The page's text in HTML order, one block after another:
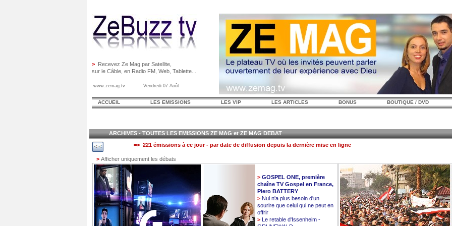
> Recevez Ze Mag par Satellite,
sur le Câble, en Radio FM, Web, Tablette...
www.zemag.tv Vendredi 07 Août
ACCUEIL LES EMISSIONS LES VIP LES ARTICLES BONUS BOUTIQUE / DVD
ARCHIVES - TOUTES LES EMISSIONS ZE MAG et ZE MAG DEBAT
=> 221 émissions à ce jour - par date de diffusion depuis la dernière mise en ligne
> Afficher uniquement les débats
> GOSPEL ONE, première
chaîne TV Gospel en France,
Piero BATTERY
> Nul n'a plus besoin d'un
sourire que celui qui ne peut en
offrir
> Le retable d'Issenheim -